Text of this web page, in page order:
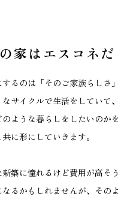
家はエスコネだ
るのは「そのご家族らしさ」
サイクルで生活をしていて
ような暮らしをしたいのか
に形にしていきます。
新築に憧れるけど費用が高そ
るかもしれませんが、その